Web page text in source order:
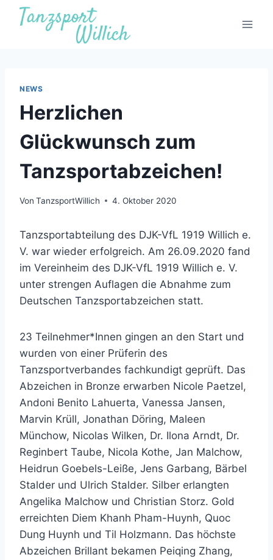
Zum
Inhalt
NEWS
Herzlichen
Glückwunsch zum
Tanzsportabzeichen!
Von TanzsportWillich 4. Oktober 2020
Tanzsportabteilung des DJK-VfL 1919 Willich e.
V. war wieder erfolgreich. Am 26.09.2020 fand
im Vereinheim des DJK-VfL 1919 Willich e. V.
unter strengen Auflagen die Abnahme zum
Deutschen Tanzsportabzeichen statt.
23 Teilnehmer*Innen gingen an den Start und
wurden von einer Prüferin des
Tanzsportverbandes fachkundigt geprüft. Das
Abzeichen in Bronze erwarben Nicole Paetzel,
Andoni Benito Lahuerta, Vanessa Jansen,
Marvin Krüll, Jonathan Döring, Maleen
Münchow, Nicolas Wilken, Dr. Ilona Arndt, Dr.
Reginbert Taube, Nicola Kothe, Jan Malchow,
Heidrun Goebels-Leiße, Jens Garbang, Bärbel
Stalder und Ulrich Stalder. Silber erlangten
Angelika Malchow und Christian Storz. Gold
erreichten Diem Khanh Pham-Huynh, Quoc
Dung Huynh und Til Holzmann. Das höchste
Abzeichen Brillant bekamen Peiqing Zhang,